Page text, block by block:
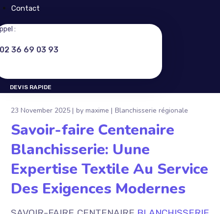
Contact
:
02 36 69 03 93
DEVIS RAPIDE
23 November 2025 bymaxime Blanchisserie régionale
Savoir-faire Centenaire
Blanchisserie: Uune
Expertise Textile Au Service
Des Exigences Modernes